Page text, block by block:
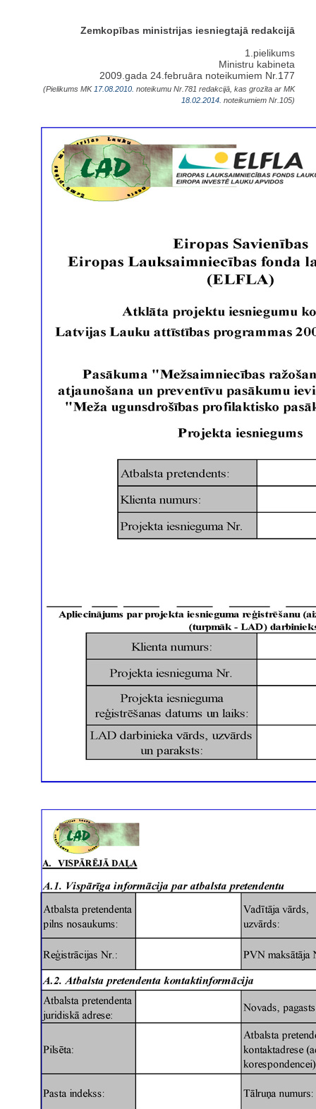
Zemkopības ministrijas iesniegtajā redakcijā
1.pielikums
Ministru kabineta
2009.gada 24.februāra noteikumiem Nr.177
(Pielikums MK 17.08.2010. noteikumu Nr.781 redakcijā, kas grozīta ar MK
18.02.2014. noteikumiem Nr.105)